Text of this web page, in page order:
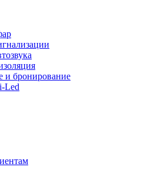
и бронирование
Led